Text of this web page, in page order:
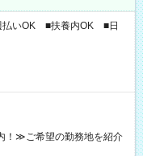
払いOK ■扶養内OK ■日
！≫ご希望の勤務地を紹介